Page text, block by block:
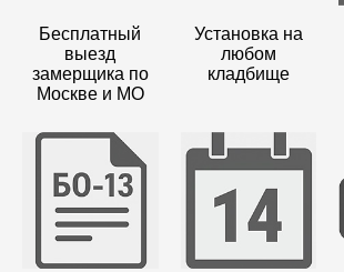
Бесплатный
выезд
замерщика по
Москве и МО
Установка на
любом
кладбище